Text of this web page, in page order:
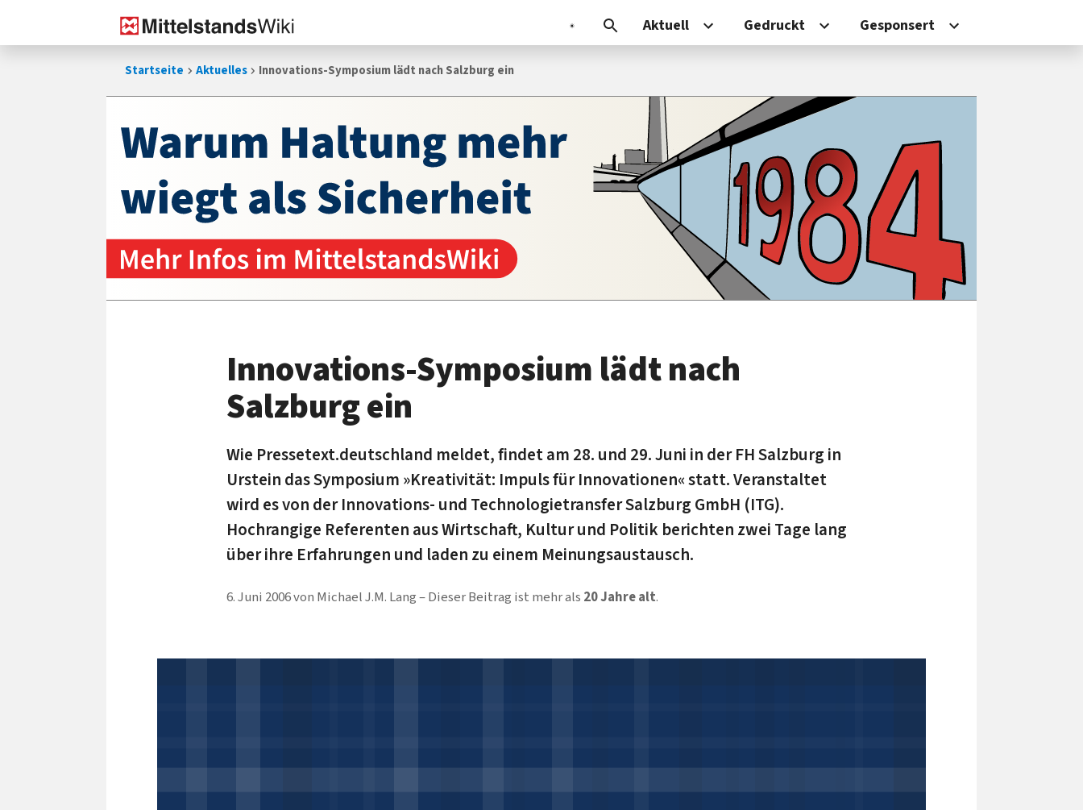
Aktuell Gedruckt Gesponsert
Startseite Aktuelles Innovations-Symposium lädt nach Salzburg ein
Innovations-Symposium lädt nach
Salzburg ein
Wie Pressetext.deutschland meldet, findet am 28. und 29. Juni in der FH Salzburg in
Urstein das Symposium »Kreativität: Impuls für Innovationen« statt. Veranstaltet
wird es von der Innovations- und Technologietransfer Salzburg GmbH (ITG).
Hochrangige Referenten aus Wirtschaft, Kultur und Politik berichten zwei Tage lang
über ihre Erfahrungen und laden zu einem Meinungsaustausch.
6. Juni 2006von Michael J.M. Lang Dieser Beitrag ist mehr als 20 Jahre alt.